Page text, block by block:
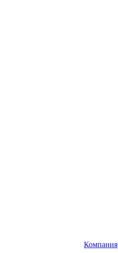
Компания